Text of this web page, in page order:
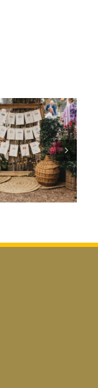
Cómo
organizar las
mesas para tu
boda